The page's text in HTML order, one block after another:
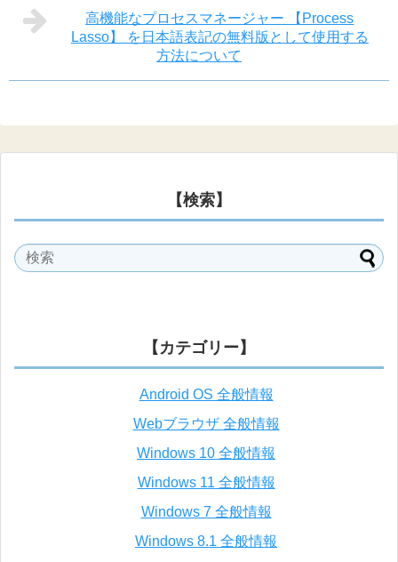
高機能なプロセスマネージャー 【Process
Lasso】 を日本語表記の無料版として使用する
方法について
【検索】
【カテゴリー】
Android OS 全般情報
Webブラウザ 全般情報
Windows 10 全般情報
Windows 11 全般情報
Windows 7 全般情報
Windows 8.1 全般情報